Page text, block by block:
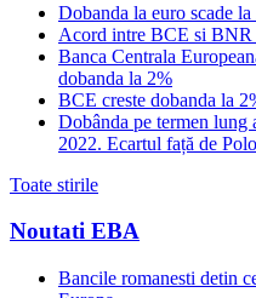
Dobanda la euro scade
Acord intre BCE si BNR
Banca Centrala
dobanda la 2%
BCE creste dobanda la
Dobânda pe termen lung
2022. Ecartul față de
Toate stirile
Noutati EBA
Bancile romanesti detin